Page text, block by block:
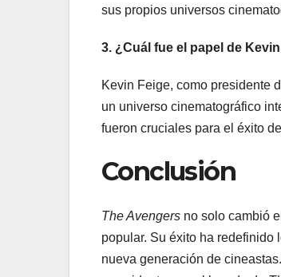
sus propios universos
3. ¿Cuál fue el papel de
Kevin Feige, como presidente
un universo cinematográfico
fueron cruciales para el éxito
Conclusión
The Avengers no solo cambió
popular. Su éxito ha
nueva generación de